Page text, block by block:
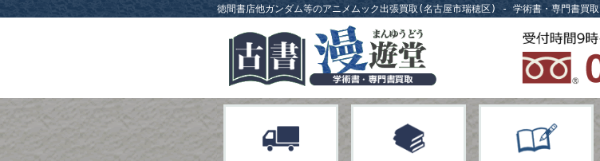
徳間書店他ガンダム等のアニメムック出張買取(名古屋市瑞穂区) - 学術書・専門書買取